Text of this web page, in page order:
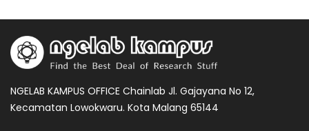
NGELAB KAMPUS OFFICE Chainlab Jl. Gajayana No 12,
Kecamatan Lowokwaru. Kota Malang 65144